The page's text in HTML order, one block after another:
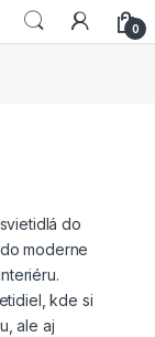
0
do
moderne
kde si
ale aj